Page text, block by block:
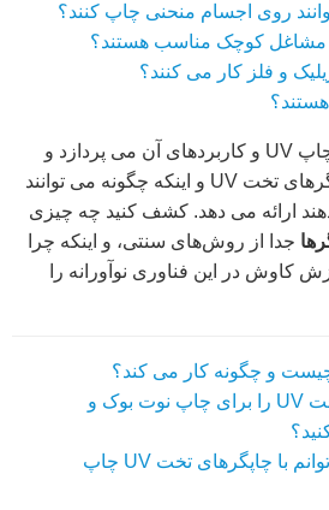
این مقاله عمیقاً به دنیای چاپ UV و کاربردهای آن می پردازد و
راهنمای جامعی برای چاپگرهای تخت UV و اینکه چگونه می توانند
ارائه می دهد. کشف کنید چه چیزی
جدا از روش‌های سنتی، و اینکه چرا
کاوش در این فناوری نوآورانه را
2. چرا چاپگرهای تخت UV را برای چاپ نوت بوک و
3. چه چیزی را می توانم با چاپگرهای تخت UV چاپ